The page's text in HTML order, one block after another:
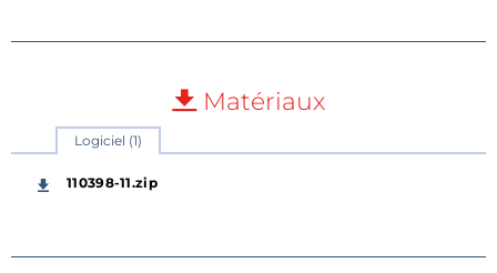
Matériaux
Logiciel (1)
110398-11.zip